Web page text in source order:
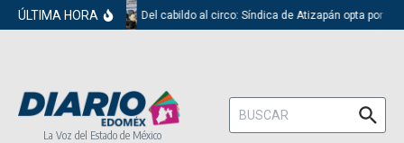
Saltar al contenido
ÚLTIMA HORA Del cabildo al circo: Síndica de Atizapán opta por el
La Voz del Estado de México
Buscar: